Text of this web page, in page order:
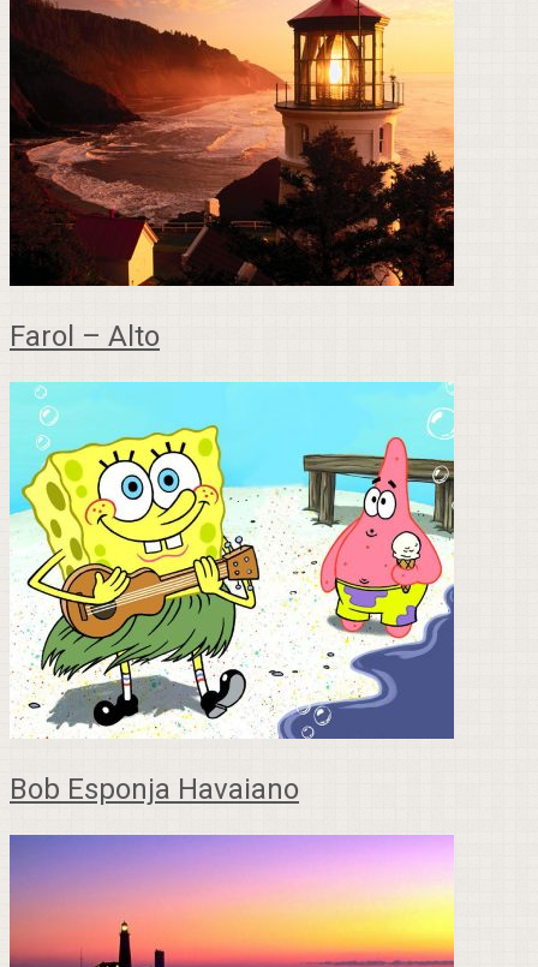
Farol – Alto
Bob Esponja Havaiano